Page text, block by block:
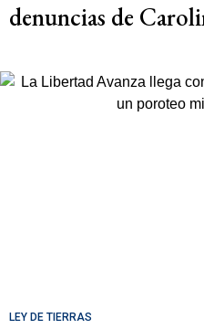
denuncias de
LEY DE TIERRAS